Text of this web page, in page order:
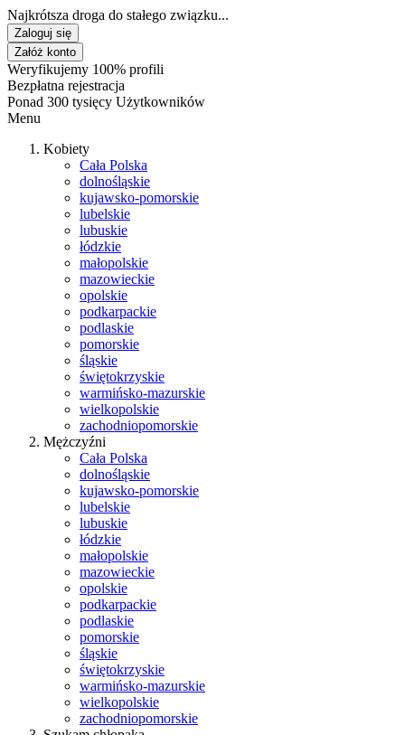
Najkrótsza droga do stałego związku...
Zaloguj się
Załóż konto
Weryfikujemy 100% profili
Bezpłatna rejestracja
Ponad 300 tysięcy Użytkowników
Menu
Kobiety
Cała Polska
dolnośląskie
kujawsko-pomorskie
lubelskie
lubuskie
łódzkie
małopolskie
mazowieckie
opolskie
podkarpackie
podlaskie
pomorskie
śląskie
świętokrzyskie
warmińsko-mazurskie
wielkopolskie
zachodniopomorskie
Mężczyźni
Cała Polska
dolnośląskie
kujawsko-pomorskie
lubelskie
lubuskie
łódzkie
małopolskie
mazowieckie
opolskie
podkarpackie
podlaskie
pomorskie
śląskie
świętokrzyskie
warmińsko-mazurskie
wielkopolskie
zachodniopomorskie